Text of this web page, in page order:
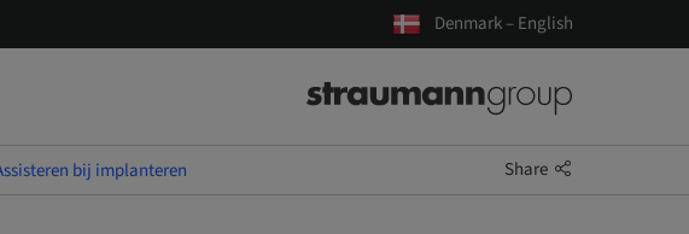
Denmark – English
bij implanteren Share